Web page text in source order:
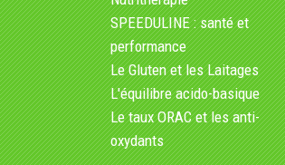
SPEEDULINE : santé et
performance
Le Gluten et les Laitages
L'équilibre acido-basique
Le taux ORAC et les anti-
oxydants